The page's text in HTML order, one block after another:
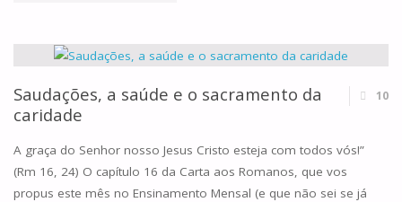
DE
PÁSCOA,
Saudações, a saúde e o sacramento da
caridade
10
A graça do Senhor nosso Jesus Cristo esteja com todos vós!”
(Rm 16, 24) O capítulo 16 da Carta aos Romanos, que vos
propus este mês no Ensinamento Mensal (e que não sei se já